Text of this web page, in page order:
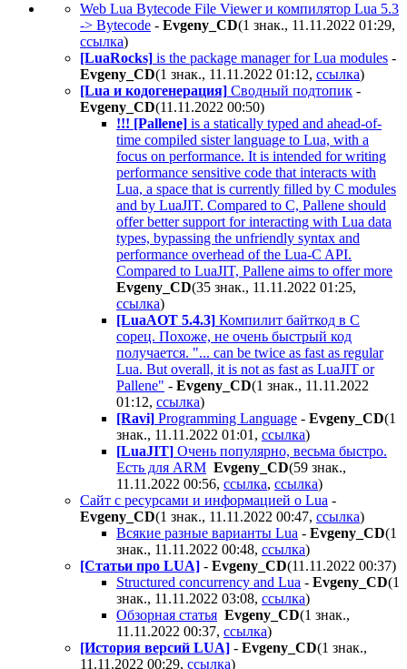
Web Lua Bytecode File Viewer и компилятор Lua 5.3
-> Bytecode - Evgeny_CD(1 знак., 11.11.2022 01:29,
ссылка)
[LuaRocks] is the package manager for Lua modules -
Evgeny_CD(1 знак., 11.11.2022 01:12, ссылка)
[Lua и кодогенерация] Сводный подтопик -
Evgeny_CD(11.11.2022 00:50)
!!! [Pallene] is a statically typed and ahead-of-
time compiled sister language to Lua, with a
focus on performance. It is intended for writing
performance sensitive code that interacts with
Lua, a space that is currently filled by C modules
and by LuaJIT. Compared to C, Pallene should
offer better support for interacting with Lua data
types, bypassing the unfriendly syntax and
performance overhead of the Lua-C API.
Compared to LuaJIT, Pallene aims to offer more
Evgeny_CD(35 знак., 11.11.2022 01:25,
ссылка)
[LuaAOT 5.4.3] Компилит байткод в С
сорец. Похоже, не очень быстрый код
получается. "... can be twice as fast as regular
Lua. But overall, it is not as fast as LuaJIT or
Pallene" - Evgeny_CD(1 знак., 11.11.2022
01:12, ссылка)
[Ravi] Programming Language - Evgeny_CD(1
знак., 11.11.2022 01:01 , ссылка)
[LuaJIT] Очень популярно, весьма быстро.
Есть для ARM Evgeny_CD(59 знак.,
11.11.2022 00:56, ссылка, ссылка)
Сайт с ресурсами и информацией о Lua -
Evgeny_CD(1 знак., 11.11.2022 00:47, ссылка)
Всякие разные варианты Lua - Evgeny_CD(1
знак., 11.11.2022 00:48, ссылка)
[Статьи про LUA] - Evgeny_CD(11.11.2022 00:37)
Structured concurrency and Lua - Evgeny_CD(1
знак., 11.11.2022 03:08, ссылка)
Обзорная статья Evgeny_CD(1 знак.,
11.11.2022 00:37, ссылка)
[История версий LUA] - Evgeny_CD(1 знак.,
11.11.2022 00:29, ссылка)